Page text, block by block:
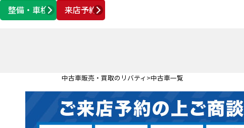
整備・車検
来店予約
営業時間 AM10:00 ～ PM6:00
中古車販売・買取のリバティ 中古車一覧